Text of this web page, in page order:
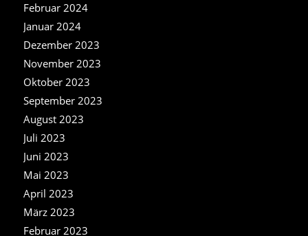
Februar 2024
Januar 2024
Dezember 2023
November 2023
Oktober 2023
September 2023
August 2023
Juli 2023
Juni 2023
Mai 2023
April 2023
März 2023
Februar 2023